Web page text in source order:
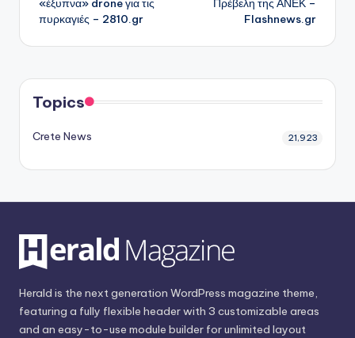
«έξυπνα» drone για τις
πυρκαγιές – 2810.gr
Πρέβελη της ΑΝΕΚ –
Flashnews.gr
Topics
Crete News 21,923
Herald is the next generation WordPress magazine theme,
featuring a fully flexible header with 3 customizable areas
and an easy-to-use module builder for unlimited layout